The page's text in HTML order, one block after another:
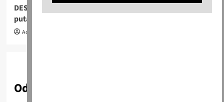
DESERT U ČAŠI ZA 5 MINUTA: Ovaj desert pravim svaki
puta kada mi dolaze gosti…
Admin
Odgovori